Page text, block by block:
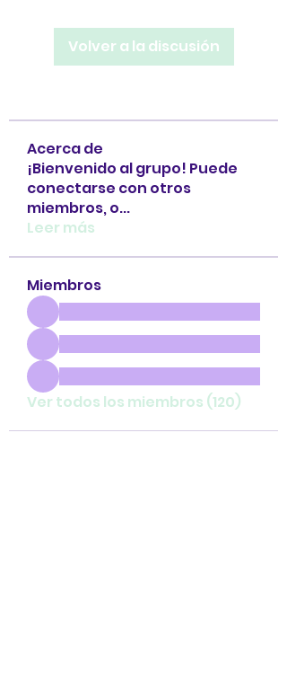
Volver a la discusión
Acerca de
¡Bienvenido al grupo! Puede
conectarse con otros
miembros, o...
Leer más
Miembros
Ver todos los miembros (120)